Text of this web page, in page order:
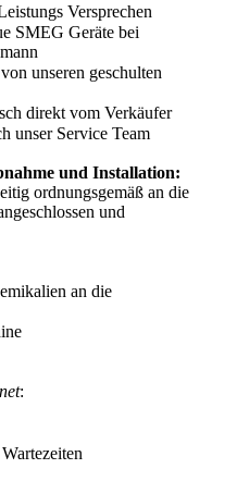
Versprechen
SMEG Geräte bei
unseren geschulten
direkt vom Verkäufer
unser Service Team
und Installation:
ordnungsgemäß an die
und
an die
: